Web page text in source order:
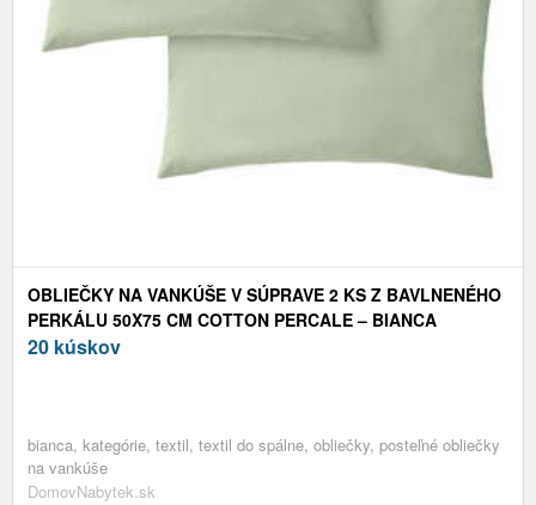
OBLIEČKY NA VANKÚŠE V SÚPRAVE 2 KS Z BAVLNENÉHO
PERKÁLU 50X75 CM COTTON PERCALE – BIANCA
20 kúskov
bianca, kategórie, textil, textil do spálne, obliečky, posteľné obliečky
na vankúše
DomovNabytek.sk